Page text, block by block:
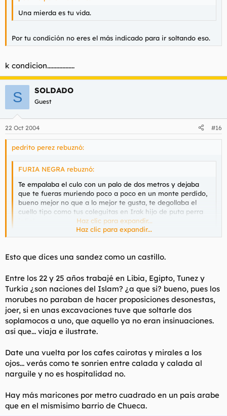
Una mierda es tu vida.
Por tu condición no eres el más indicado para ir soltando eso.
k condicion..................
S SOLDADO
Guest
22 Oct 2004 #16
pedrito perez rebuznó:
FURIA NEGRA rebuznó:
Te empalaba el culo con un palo de dos metros y dejaba
que te fueras muriendo poco a poco en un monte perdido,
bueno mejor no que a lo mejor te gusta, te degollaba el
cuello tipo como tus coleguitas en Irak hijo de puta perra
Haz clic para expandir...
Esas practicas de sodomita son tipicas de los Europeos y no de
Haz clic para expandir...
Esto que dices una sandez como un castillo.
Entre los 22 y 25 años trabajé en Libia, Egipto, Tunez y
Turkia ¿son naciones del Islam? ¿a que si? bueno, pues los
morubes no paraban de hacer proposiciones desonestas,
joer, si en unas excavaciones tuve que soltarle dos
soplamocos a uno, que aquello ya no eran insinuaciones.
así que... viaja e ilustrate.
Date una vuelta por los cafes cairotas y mirales a los
ojos... verás como te sonrien entre calada y calada al
narguile y no es hospitalidad no.
Hay más maricones por metro cuadrado en un pais arabe
que en el mismisimo barrio de Chueca.